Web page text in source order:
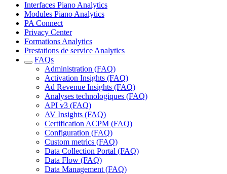
Interfaces Piano Analytics
Modules Piano Analytics
PA Connect
Privacy Center
Formations Analytics
Prestations de service Analytics
FAQs
Administration (FAQ)
Activation Insights (FAQ)
Ad Revenue Insights (FAQ)
Analyses technologiques (FAQ)
API v3 (FAQ)
AV Insights (FAQ)
Certification ACPM (FAQ)
Configuration (FAQ)
Custom metrics (FAQ)
Data Collection Portal (FAQ)
Data Flow (FAQ)
Data Management (FAQ)